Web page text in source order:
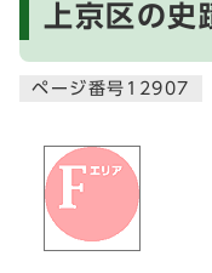
上京区の
ページ番号12907